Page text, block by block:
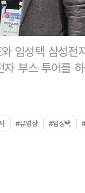
임성택 삼성전
부스 투어를
#유영상 #임성택